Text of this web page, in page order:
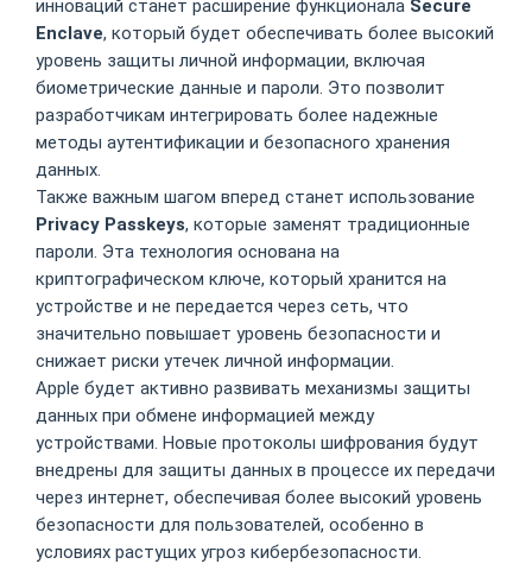
инноваций станет расширение функционала Secure
Enclave, который будет обеспечивать более высокий
уровень защиты личной информации, включая
биометрические данные и пароли. Это позволит
разработчикам интегрировать более надежные
методы аутентификации и безопасного хранения
данных.
Также важным шагом вперед станет использование
Privacy Passkeys, которые заменят традиционные
пароли. Эта технология основана на
криптографическом ключе, который хранится на
устройстве и не передается через сеть, что
значительно повышает уровень безопасности и
снижает риски утечек личной информации.
Apple будет активно развивать механизмы защиты
данных при обмене информацией между
устройствами. Новые протоколы шифрования будут
внедрены для защиты данных в процессе их передачи
через интернет, обеспечивая более высокий уровень
безопасности для пользователей, особенно в
условиях растущих угроз кибербезопасности.